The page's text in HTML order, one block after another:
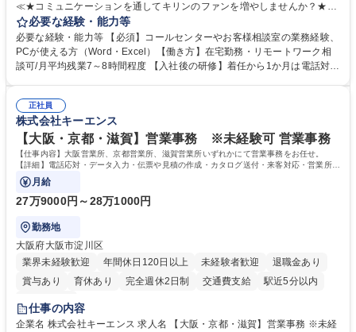
≪★コミュニケーションを通してキリンのファンを増やしませんか？★≫
お客様のお声をより良い商品づくりに活かしていく上で、窓口となるお客
様相談室でのお仕事です。 日々お客様からいただくキリングループへのご
意見を、企業活動に活かしています。お客様からの声に迅速かつ誠意をも
って対応、情報提供するとともにグループ内活動に反映しています。 【具
平均100件前後■メール・手紙：同上40件前後 募集職種 中野本社【お客様
相談室】お客様のお声をもとにより良い商品づくりへ貢献
必要な経験・能力等
必要な経験・能力等 【必須】コールセンターやお客様相談室の業務経験、
PCが使える方（Word・Excel）【働き方】在宅勤務・リモートワーク相
談可/月平均残業7～8時間程度 【入社後の研修】着任から1か月は電話対応
すのでご安心ください。 【当社について】キリングループの広報機能を担
う会社として、お客様との出会いを大切にし、磨き上げたホスピタリティ
を込めてコミュニケーションをとりながら広報関連業務を行っておりま
す。 学歴・資格 学歴：大学院 大学 高専 短大 専修学校 高校 語学力： 資
格：
正社員
株式会社キーエンス
【大阪・京都・滋賀】営業事務 ※未経験可 営業事務
【仕事内容】大阪営業所、京都営業所、滋賀営業所いずれかにて営業事務をお任せ。
【詳細】電話応対・データ入力・伝票や見積の作成・カタログ送付・来客対応・営業所内
で発生する事務業務や業務改善をお任せ。
月給
27万9000円～28万1000円
勤務地
大阪府大阪市淀川区
業界未経験歓迎
年間休日120日以上 未経験者歓迎
退職金あり
賞与あり
育休あり 完全週休2日制 交通費支給
駅近5分以内
土日祝休み
仕事の内容
企業名 株式会社キーエンス 求人名 【大阪・京都・滋賀】営業事務 ※未経